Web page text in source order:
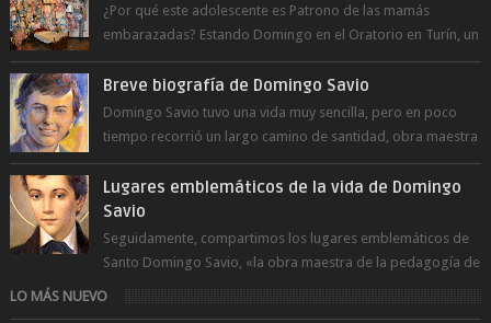
¿Por qué este adolescente es Patrono de las mamás
embarazadas? Estando Domingo en el Oratorio en Turín, un
día le pide a Don Bosco...
Breve biografía de Domingo Savio
Domingo Savio tuvo una vida muy sencilla, pero en poco
tiempo recorrió un largo camino de santidad, obra maestra
del Espíritu Santo y fr...
Lugares emblemáticos de la vida de Domingo
Savio
Seguidamente, compartimos los lugares emblemáticos de
Santo Domingo Savio, «la obra maestra de la pedagogía de
Don Bosco». San Giovann...
LO MÁS NUEVO